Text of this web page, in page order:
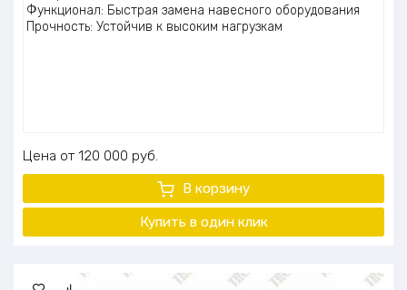
Функционал: Быстрая замена навесного оборудования
Прочность: Устойчив к высоким нагрузкам
Цена 120 000 руб.
В корзину
Купить в один клик